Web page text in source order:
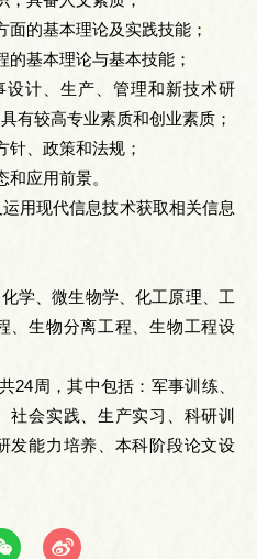
的基本理论及实践技能；
基本理论与基本技能；
计、生产、管理和新技术研
有较高专业素质和创业素质；
针、政策和法规；
应用前景。
用现代信息技术获取相关信息
学、微生物学、化工原理、工
、生物分离工程、生物工程设
24周，其中包括：军事训练、
社会实践、生产实习、科研训
发能力培养、本科阶段论文设